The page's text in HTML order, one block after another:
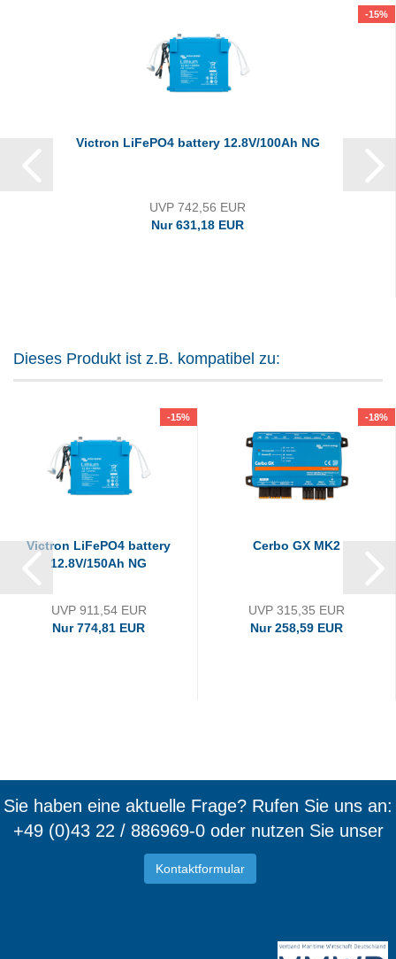
-15%
Victron LiFePO4 battery 12.8V/100Ah NG
UVP 742,56 EUR
Nur 631,18 EUR
Dieses Produkt ist z.B. kompatibel zu:
-15%
Victron LiFePO4 battery
12.8V/150Ah NG
UVP 911,54 EUR
Nur 774,81 EUR
-18%
Cerbo GX MK2
UVP 315,35 EUR
Nur 258,59 EUR
Sie haben eine aktuelle Frage? Rufen Sie uns an:
+49 (0)43 22 / 886969-0 oder nutzen Sie unser
Kontaktformular